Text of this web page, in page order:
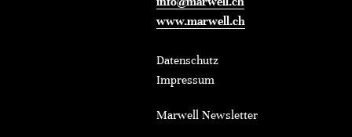
www.marwell.ch
Datenschutz
Impressum
Marwell Newsletter